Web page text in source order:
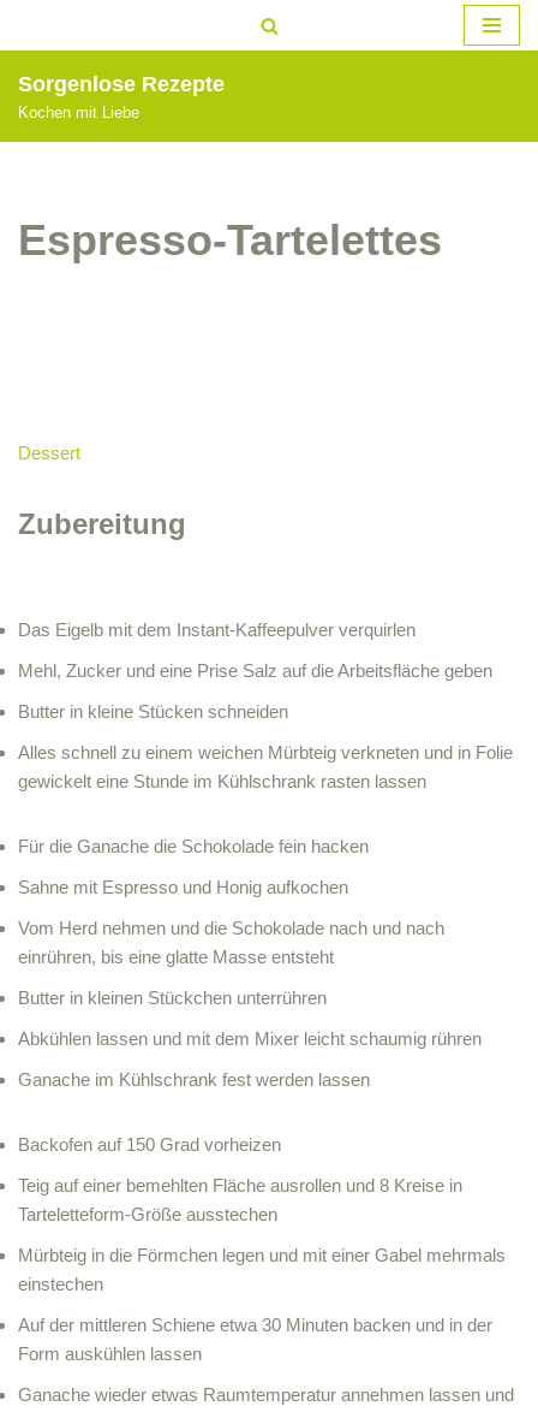
Inhalt
springen
Sorgenlose Rezepte
Kochen mit Liebe
Espresso-Tartelettes
Dessert
Zubereitung
Das Eigelb mit dem Instant-Kaffeepulver verquirlen
Mehl, Zucker und eine Prise Salz auf die Arbeitsfläche geben
Butter in kleine Stücken schneiden
Alles schnell zu einem weichen Mürbteig verkneten und in Folie
gewickelt eine Stunde im Kühlschrank rasten lassen
Für die Ganache die Schokolade fein hacken
Sahne mit Espresso und Honig aufkochen
Vom Herd nehmen und die Schokolade nach und nach
einrühren, bis eine glatte Masse entsteht
Butter in kleinen Stückchen unterrühren
Abkühlen lassen und mit dem Mixer leicht schaumig rühren
Ganache im Kühlschrank fest werden lassen
Backofen auf 150 Grad vorheizen
Teig auf einer bemehlten Fläche ausrollen und 8 Kreise in
Tarteletteform-Größe ausstechen
Mürbteig in die Förmchen legen und mit einer Gabel mehrmals
einstechen
Auf der mittleren Schiene etwa 30 Minuten backen und in der
Form auskühlen lassen
Ganache wieder etwas Raumtemperatur annehmen lassen und